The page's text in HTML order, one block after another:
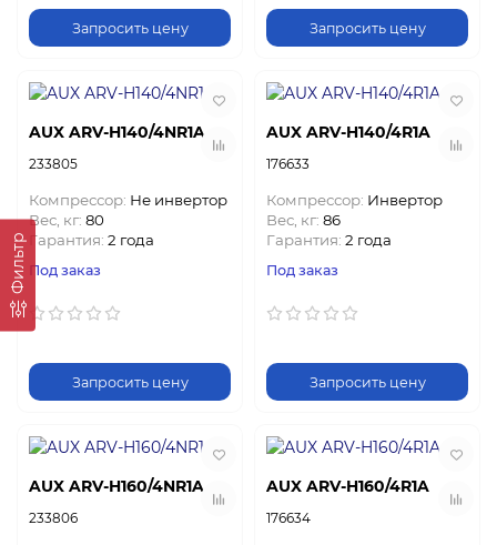
Фильтр
Запросить цену Запросить цену
AUX ARV-H140/4NR1A
233805
Компрессор: Не инвертор
Вес, кг: 80
Гарантия: 2 года
Под заказ
Запросить цену
AUX ARV-H140/4R1A
176633
Компрессор: Инвертор
Вес, кг: 86
Гарантия: 2 года
Под заказ
Запросить цену
AUX ARV-H160/4NR1A
233806
AUX ARV-H160/4R1A
176634